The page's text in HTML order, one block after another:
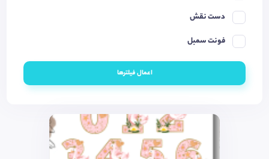
دست نقش
فونت سمبل
اعمال فیلترها